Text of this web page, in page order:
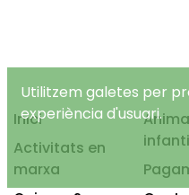
Inici
Activitats en
marxa
Utilitzem galetes per
experiència d'usuari.